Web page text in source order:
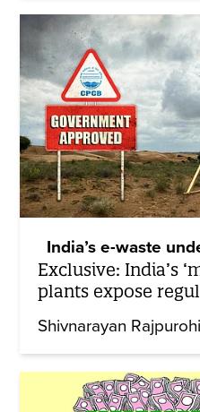
India’s e-waste
Exclusive: India’s
plants expose
Shivnarayan